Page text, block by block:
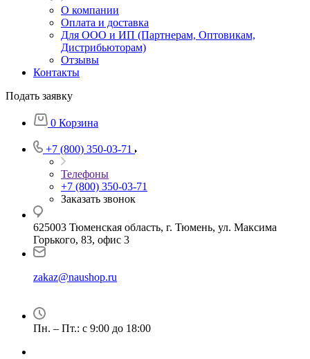
О компании
Оплата и доставка
Для ООО и ИП (Партнерам, Оптовикам,
Дистрибьюторам)
Отзывы
Контакты
Подать заявку
0 Корзина
+7 (800) 350-03-71
Телефоны
+7 (800) 350-03-71
Заказать звонок
625003 Тюменская область, г. Тюмень, ул. Максима
Горького, 83, офис 3
zakaz@naushop.ru
Пн. – Пт.: с 9:00 до 18:00